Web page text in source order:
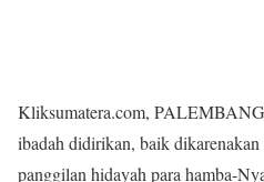
Kliksumatera.com,
ibadah didirikan, baik
panggilan hidayah para hamba-